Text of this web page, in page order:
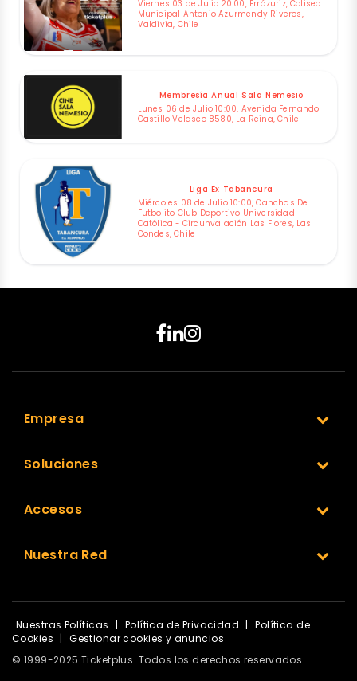
Viernes 03 de Julio 20:00, Errázuriz, Coliseo
Municipal Antonio Azurmendy Riveros,
Valdivia, Chile
Membresía Anual Sala Nemesio
Lunes 06 de Julio 10:00, Avenida Fernando
Castillo Velasco 8580, La Reina, Chile
Liga Ex Tabancura
Miércoles 08 de Julio 10:00, Canchas De
Futbolito Club Deportivo Universidad
Católica - Circunvalación Las Flores, Las
Condes, Chile
Empresa
Soluciones
Accesos
Nuestra Red
Nuestras Políticas | Política de Privacidad |
Política de
Cookies |
Gestionar cookies y anuncios
© 1999-2025 Ticketplus. Todos los derechos reservados.